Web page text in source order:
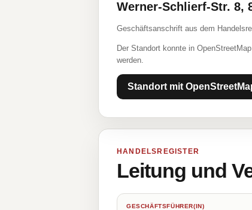
Werner-Schlierf-Str. 8,
Geschäftsanschrift aus dem
Der Standort konnte in
werden.
Standort mit
HANDELSREGISTER
Leitung und
GESCHÄFTSFÜHRER(IN)